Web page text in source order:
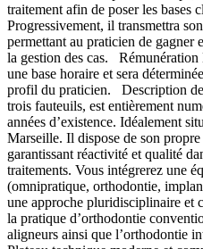
traitement afin de poser les bases
Progressivement, il transmettra
permettant au praticien de gagner
la gestion des cas. Rémunération
une base horaire et sera
profil du praticien. Description
trois fauteuils, est entièrement
années d’existence. Idéalement
Marseille. Il dispose de son
garantissant réactivité et qualité
traitements. Vous intégrerez une
(omnipratique, orthodontie,
une approche pluridisciplinaire et
la pratique d’orthodontie
aligneurs ainsi que l’orthodontie